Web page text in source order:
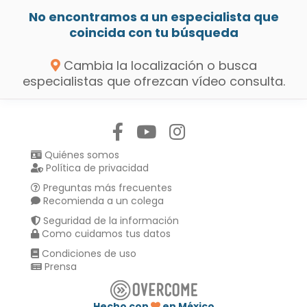
No encontramos a un especialista que
coincida con tu búsqueda
Cambia la localización o busca
especialistas que ofrezcan vídeo consulta.
Quiénes somos
Política de privacidad
Preguntas más frecuentes
Recomienda a un colega
Seguridad de la información
Como cuidamos tus datos
Condiciones de uso
Prensa